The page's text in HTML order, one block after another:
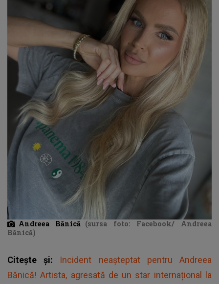
Andreea Bănică (sursa foto: Facebook/ Andreea
Bănică)
Citește și: Incident neașteptat pentru Andreea
Bănică! Artista, agresată de un star internațional la